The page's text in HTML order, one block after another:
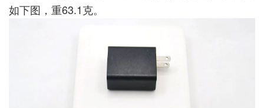
如下图，重63.1克。